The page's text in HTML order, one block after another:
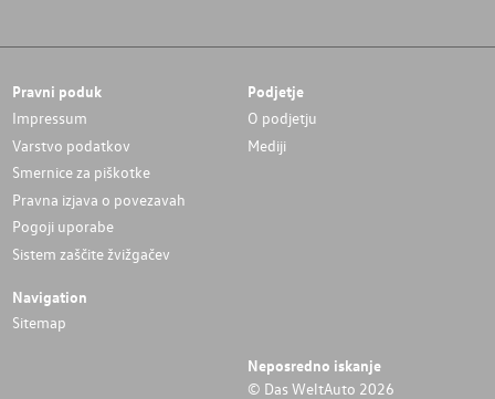
Pravni poduk
Impressum
Varstvo podatkov
Smernice za piškotke
Pravna izjava o povezavah
Pogoji uporabe
Sistem zaščite žvižgačev
Podjetje
O podjetju
Mediji
Navigation
Sitemap
Neposredno iskanje
© Das WeltAuto 2026